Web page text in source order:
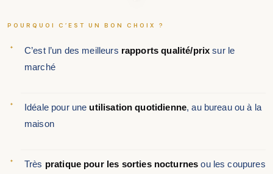
POURQUOI C’EST UN BON CHOIX ?
C’est l’un des meilleurs rapports qualité/prix sur le
marché
Idéale pour une utilisation quotidienne, au bureau ou à la
maison
Très pratique pour les sorties nocturnes ou les coupures